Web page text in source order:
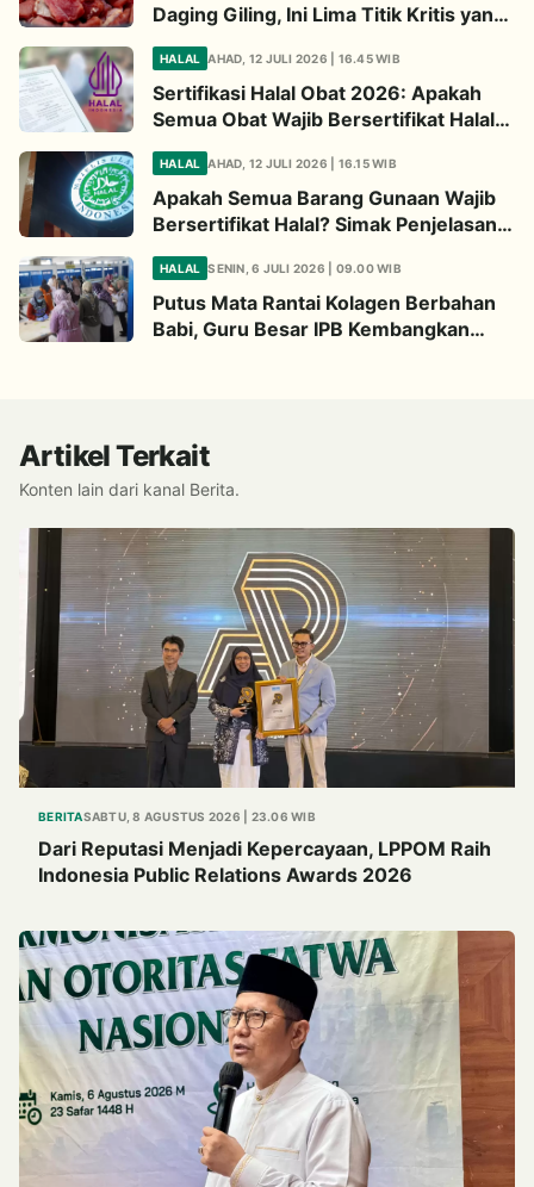
Daging Giling, Ini Lima Titik Kritis yang
HALAL AHAD, 12 JULI 2026 | 16.45 WIB
Sertifikasi Halal Obat 2026: Apakah
Semua Obat Wajib Bersertifikat Halal?
HALAL AHAD, 12 JULI 2026 | 16.15 WIB
Apakah Semua Barang Gunaan Wajib
Bersertifikat Halal? Simak Penjelasan
HALAL SENIN, 6 JULI 2026 | 09.00 WIB
Putus Mata Rantai Kolagen Berbahan
Babi, Guru Besar IPB Kembangkan
Artikel Terkait
Konten lain dari kanal Berita.
BERITASABTU, 8 AGUSTUS 2026 | 23.06 WIB
Dari Reputasi Menjadi Kepercayaan, LPPOM Raih
Indonesia Public Relations Awards 2026